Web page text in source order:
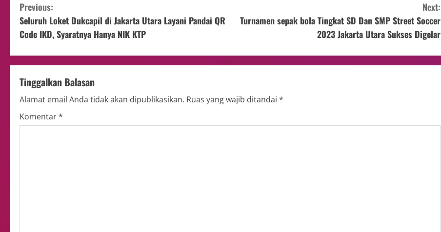
Previous:
Seluruh Loket Dukcapil di Jakarta Utara Layani Pandai QR
Code IKD, Syaratnya Hanya NIK KTP
Next:
Turnamen sepak bola Tingkat SD Dan SMP Street Soccer
2023 Jakarta Utara Sukses Digelar
Tinggalkan Balasan
Alamat email Anda tidak akan dipublikasikan. Ruas yang wajib ditandai *
Komentar*